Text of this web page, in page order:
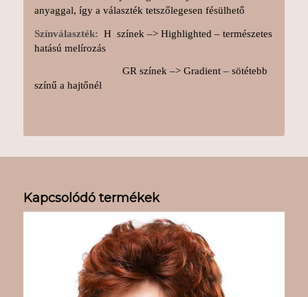
anyaggal, így a választék tetszőlegesen fésülhető
Színválaszték: H színek –> Highlighted – természetes
hatású melírozás
GR színek –> Gradient – sötétebb
színű a hajtőnél
Kapcsolódó termékek